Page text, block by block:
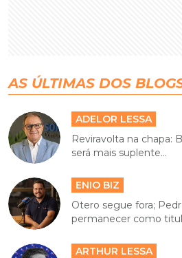
AS ÚLTIMAS DOS
ADELOR LESSA
Reviravolta na chapa:
será mais suplente...
ENIO BIZ
Otero segue fora;
permanecer como
ARTHUR LESSA